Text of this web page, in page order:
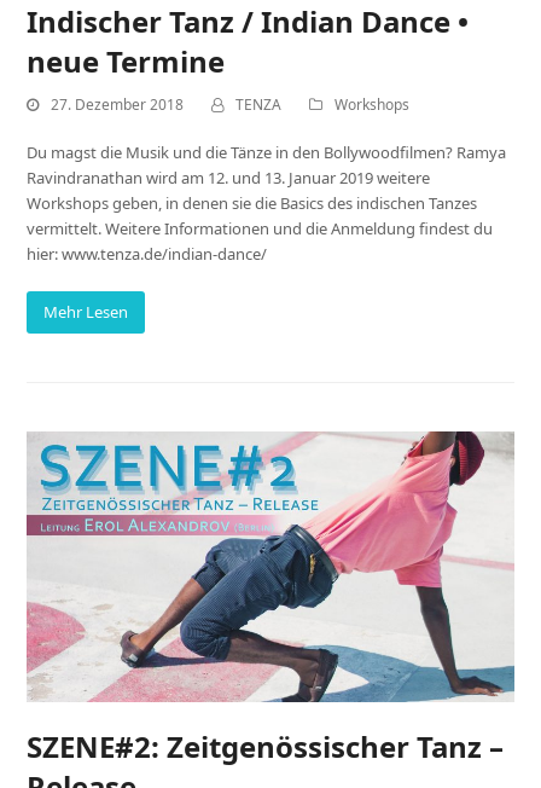
Indischer Tanz / Indian Dance •
neue Termine
27. Dezember 2018 TENZA Workshops
Du magst die Musik und die Tänze in den Bollywoodfilmen? Ramya
Ravindranathan wird am 12. und 13. Januar 2019 weitere
Workshops geben, in denen sie die Basics des indischen Tanzes
vermittelt. Weitere Informationen und die Anmeldung findest du
hier: www.tenza.de/indian-dance/
Mehr Lesen
SZENE#2: Zeitgenössischer Tanz –